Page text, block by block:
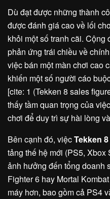
Dù đạt được những thành
được đánh giá cao về lối
khỏi một số tranh cãi.
phản ứng trái chiều về
việc bán một màn chơi cao
khiến một số người cáo
[cite: 1 (Tekken 8 sales
thấy tầm quan trọng của
chơi để duy trì sự hài lòng
Bên cạnh đó, việcTekken 8
tảng thế hệ mới (PS5,
ảnh hưởng đến tổng doanh
Fighter 6 hay Mortal
máy hơn, bao gồm cả PS4